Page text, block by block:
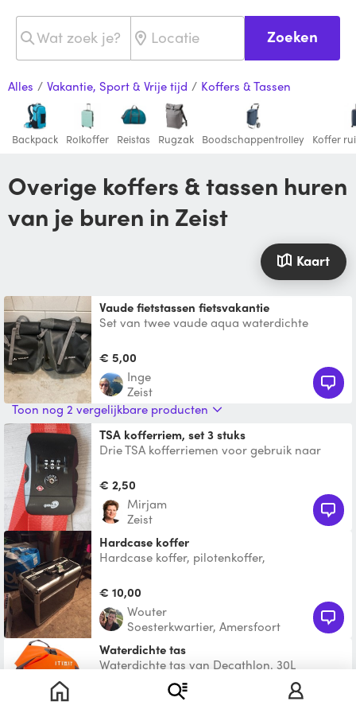
Zoeken
Alles / Vakantie, Sport & Vrije tijd / Koffers & Tassen
Backpack Rolkoffer Reistas Rugzak Boodschappentrolley Koffer
Overige koffers & tassen huren
van je buren in Zeist
Kaart
Vaude fietstassen fietsvakantie
Set van twee vaude aqua waterdichte
Handig kliksysteem waar
€ 5,00
Inge
Zeist
Toon nog 2 vergelijkbare producten
TSA kofferriem, set 3 stuks
Drie TSA kofferriemen voor gebruik naar
€ 2,50
Mirjam
Zeist
Hardcase koffer
Hardcase koffer, pilotenkoffer,
genoemd. Geschikt om mee te
€ 10,00
Wouter
Soesterkwartier, Amersfoort
Waterdichte tas
Waterdichte tas van Decathlon. 30L